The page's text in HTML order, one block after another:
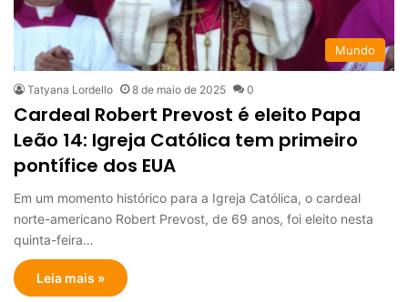
Mundo
Tatyana Lordello 8 de maio de 2025 0
Cardeal Robert Prevost é eleito Papa
Leão 14: Igreja Católica tem primeiro
pontífice dos EUA
Em um momento histórico para a Igreja Católica, o cardeal
norte-americano Robert Prevost, de 69 anos, foi eleito nesta
quinta-feira…
Leia mais »